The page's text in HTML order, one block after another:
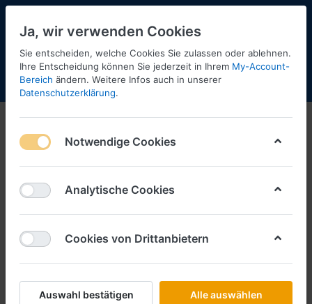
Menü Anmelden Shopaktualisierung
DB
Ja, wir verwenden Cookies
Sie entscheiden, welche Cookies Sie zulassen oder ablehnen.
Ihre Entscheidung können Sie jederzeit in Ihrem My-Account-
Bereich ändern. Weitere Infos auch in unserer
Datenschutzerklärung.
Notwendige Cookies
Analytische Cookies
Cookies von Drittanbietern
Auswahl bestätigen Alle auswählen